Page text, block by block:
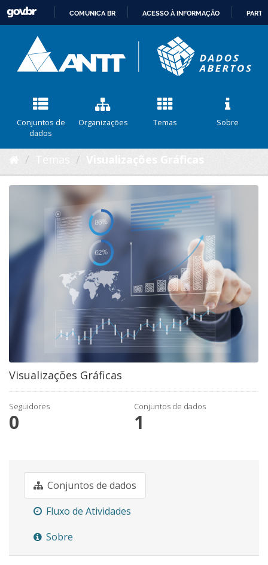
CONTEÚDO
COMUNICA BR ACESSO À INFORMAÇÃO
Conjuntos de
dados
Organizações Temas Sobre
Visualizações Gráficas
Seguidores
0
Conjuntos de dados
1
Conjuntos de dados
Fluxo de Atividades
Sobre